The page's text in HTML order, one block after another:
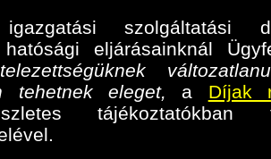
szolgáltatási
hatósági eljárásainknál
tehetnek eleget, a Díjak
tájékoztatókban